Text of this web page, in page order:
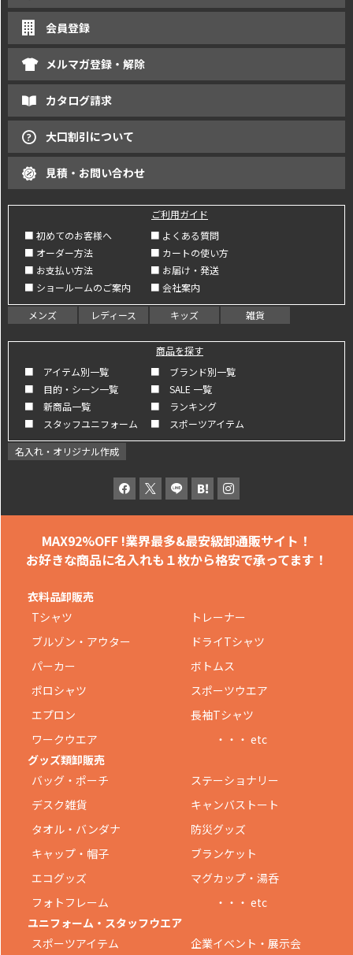
会員登録
メルマガ登録・解除
カタログ請求
大口割引について
見積・お問い合わせ
ご利用ガイド
■ 初めてのお客様へ
■ よくある質問
■ オーダー方法
■ カートの使い方
■ お支払い方法
■ お届け・発送
■ ショールームのご案内
■ 会社案内
メンズ レディース キッズ 雑貨
商品を探す
■ アイテム別一覧
■ ブランド別一覧
■ 目的・シーン一覧
■ SALE 一覧
■ 新商品一覧
■ ランキング
■ スタッフユニフォーム
■ スポーツアイテム
名入れ・オリジナル作成
MAX92%OFF !業界最多&最安級卸通販サイト！
お好きな商品に名入れも １枚から格安で承ってます！
衣料品卸販売
Tシャツ
トレーナー
ブルゾン・アウター
ドライTシャツ
パーカー
ボトムス
ポロシャツ
スポーツウエア
エプロン
長袖Tシャツ
ワークウエア
・・・ etc
グッズ類卸販売
バッグ・ポーチ
ステーショナリー
デスク雑貨
キャンバストート
タオル・バンダナ
防災グッズ
キャップ・帽子
ブランケット
エコグッズ
マグカップ・湯呑
フォトフレーム
・・・ etc
ユニフォーム・スタッフウエア
スポーツアイテム
企業イベント・展示会